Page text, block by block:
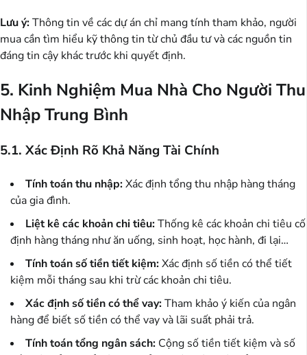
Lưu ý:Thông tin về các dự án chỉ mang tính tham khảo, người
mua cần tìm hiểu kỹ thông tin từ chủ đầu tư và các nguồn tin
đáng tin cậy khác trước khi quyết định.
5. Kinh Nghiệm Mua Nhà Cho Người Thu
Nhập Trung Bình
5.1. Xác Định Rõ Khả Năng Tài Chính
Tính toán thu nhập:Xác định tổng thu nhập hàng tháng
của gia đình.
Liệt kê các khoản chi tiêu:Thống kê các khoản chi tiêu cố
định hàng tháng như ăn uống, sinh hoạt, học hành, đi lại…
Tính toán số tiền tiết kiệm:Xác định số tiền có thể tiết
kiệm mỗi tháng sau khi trừ các khoản chi tiêu.
Xác định số tiền có thể vay:Tham khảo ý kiến của ngân
hàng để biết số tiền có thể vay và lãi suất phải trả.
Tính toán tổng ngân sách: Cộng số tiền tiết kiệm và số